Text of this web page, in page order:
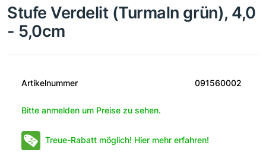
Stufe Verdelit (Turmaln grün), 4,0
- 5,0cm
Artikelnummer 091560002
Bitte anmelden um Preise zu sehen.
Treue-Rabatt möglich! Hier mehr erfahren!